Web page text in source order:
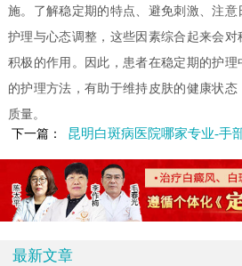
施。了解稳定期的特点、避免刺激、注
护理与心态调整，这些因素综合起来会
积极的作用。因此，患者在稳定期的护
的护理方法，有助于维持皮肤的健康状
质量。
下一篇：
昆明白斑病医院哪家专业-手
最新文章